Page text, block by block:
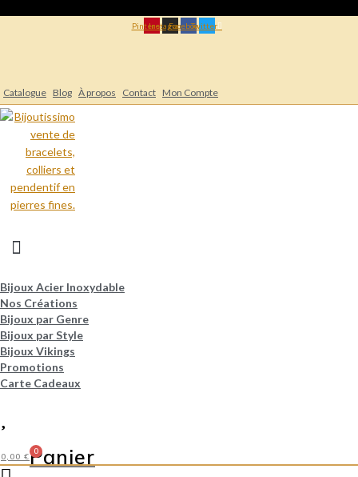
PinterestInstagramFacebookTwitter
Livraison gratuite dès 14,90 €
Catalogue Blog À propos Contact Mon Compte
Bijoux Acier Inoxydable
Nos Créations
Bijoux par Genre
Bijoux par Style
Bijoux Vikings
Promotions
Carte Cadeaux
0,00 €
0
Panier